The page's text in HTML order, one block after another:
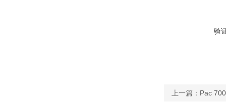
验
上一篇： Pac